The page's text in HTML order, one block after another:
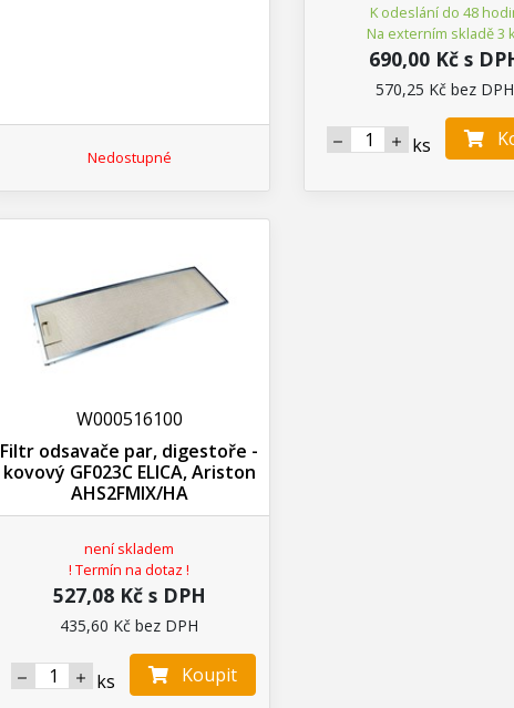
Nedostupné
K odeslání do 48
Na externím skladě 3
690,00 Kč s
570,25 Kč bez DPH
ks
W000516100
Filtr odsavače par, digestoře -
kovový GF023C ELICA, Ariston
AHS2FMIX/HA
není skladem
! Termín na dotaz !
527,08 Kč s DPH
435,60 Kč bez DPH
ks Koupit